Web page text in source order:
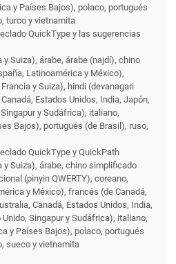
y Países Bajos), polaco, portugués
turco y vietnamita
QuickType y las sugerencias
Suiza), árabe, árabe (najdí), chino
Latinoamérica y México),
y Suiza), hindi (devanagari
Estados Unidos, India, Japón,
y Sudáfrica), italiano,
Bajos), portugués (de Brasil), ruso,
QuickType y QuickPath
y Suiza), árabe, chino simplificado
(pinyin QWERTY), coreano,
y México), francés (de Canadá,
Canadá, Estados Unidos, India,
Singapur y Sudáfrica), italiano,
y Países Bajos), polaco, portugués
sueco y vietnamita